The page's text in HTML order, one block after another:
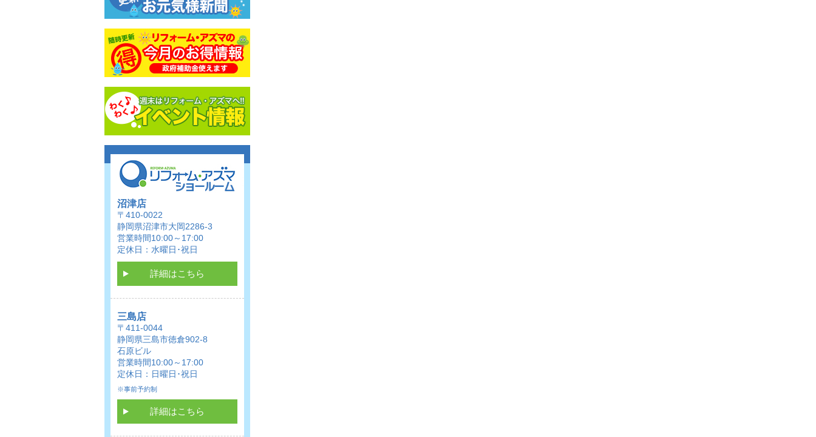
沼津店
〒410-0022
静岡県沼津市大岡2286-3
営業時間10:00～17:00
定休日：水曜日･祝日
詳細はこちら
三島店
〒411-0044
静岡県三島市徳倉902-8
石原ビル
営業時間10:00～17:00
定休日：日曜日･祝日
※事前予約制
詳細はこちら